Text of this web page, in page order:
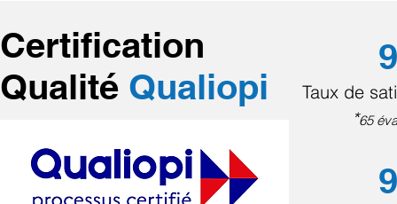
Certification
Qualité Qualiopi
Taux de
*65